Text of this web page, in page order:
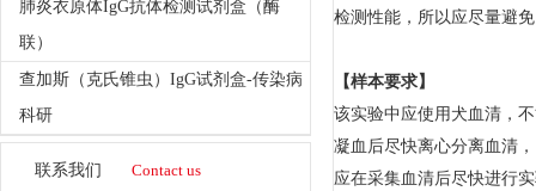
肺炎衣原体IgG抗体检测试剂盒（酶
联）
查加斯（克氏锥虫）IgG试剂盒-传染病
科研
联系我们 Contact us
检测性能，所以应尽量避
【样本要求】
该实验中应使用犬 血清，
凝血后尽快离心分离血清
应在采集血清后尽快进行